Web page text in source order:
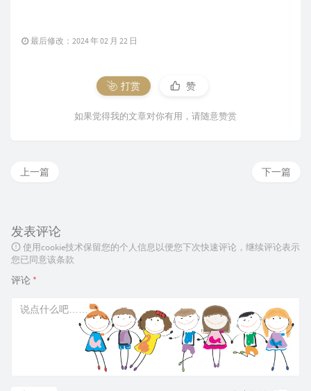
最后修改：2024 年 02 月 22 日
打赏 赞
如果觉得我的文章对你有用，请随意赞赏
下一篇
上一篇
发表评论
使用cookie技术保留您的个人信息以便您下次快速评论，继续评论表示
您已同意该条款
评论 *